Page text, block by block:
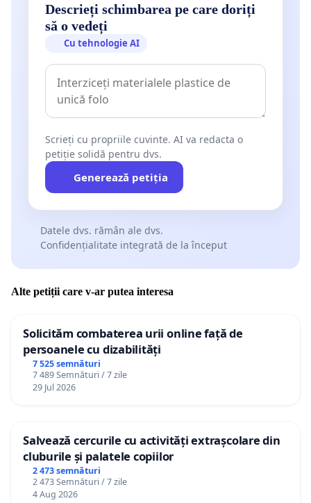
Descrieți schimbarea pe care doriți
să o vedeți
Cu tehnologie AI
Scrieți cu propriile cuvinte. AI va redacta o
petiție solidă pentru dvs.
Generează petiția
Datele dvs. rămân ale dvs.
Confidențialitate integrată de la început
Alte petiții care v-ar putea interesa
Solicităm combaterea urii online față de
persoanele cu dizabilități
7 525 semnături
7 489 Semnături / 7 zile
29 Jul 2026
Salvează cercurile cu activități extrașcolare din
cluburile și palatele copiilor
2 473 semnături
2 473 Semnături / 7 zile
4 Aug 2026